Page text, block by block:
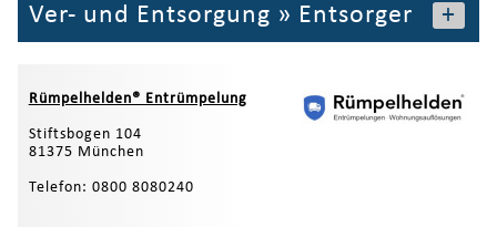
Ver- und Entsorgung » Entsorger +
Rümpelhelden® Entrümpelung
Stiftsbogen 104
81375 München
Telefon: 0800 8080240